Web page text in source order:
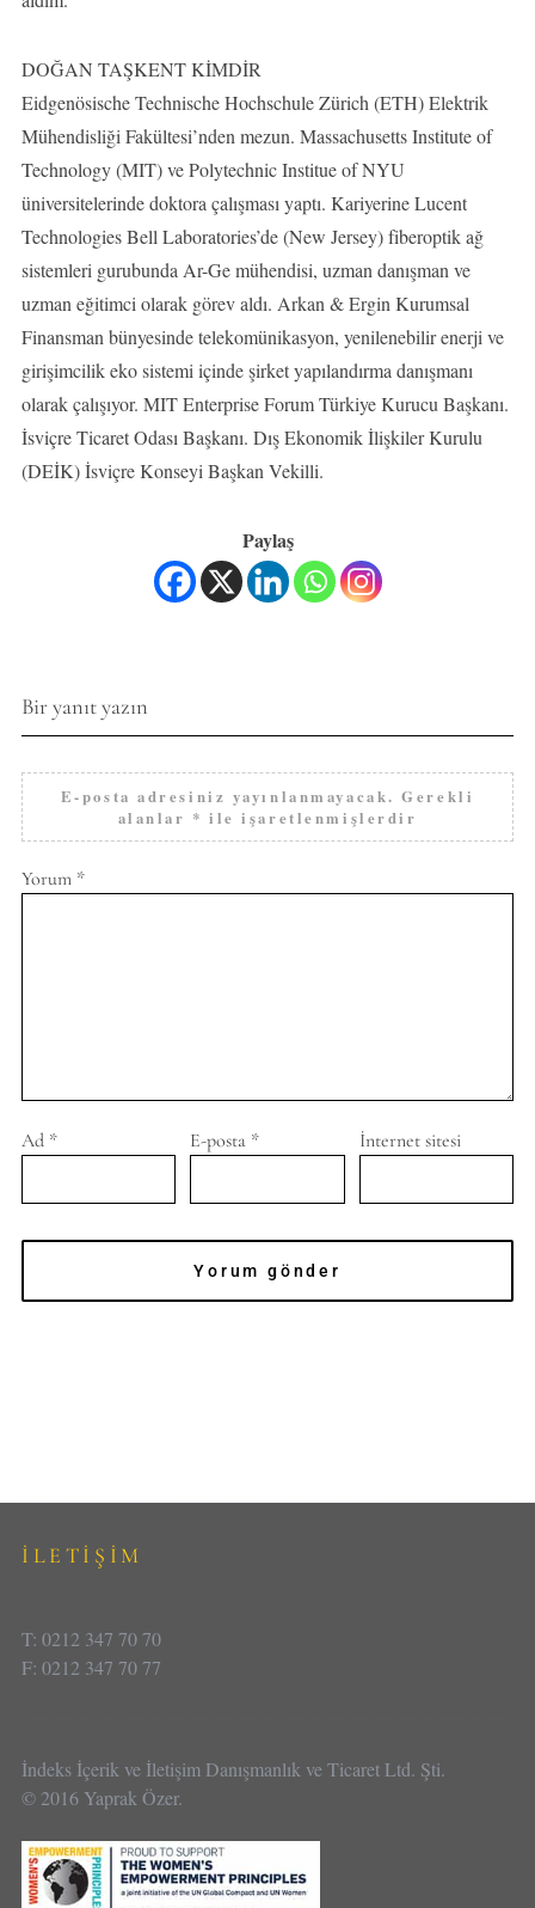
DOĞAN TAŞKENT KİMDİR
Eidgenösische Technische Hochschule Zürich (ETH) Elektrik
Mühendisliği Fakültesi’nden mezun. Massachusetts Institute of
Technology (MIT) ve Polytechnic Institue of NYU
üniversitelerinde doktora çalışması yaptı. Kariyerine Lucent
Technologies Bell Laboratories’de (New Jersey) fiberoptik ağ
sistemleri gurubunda Ar-Ge mühendisi, uzman danışman ve
uzman eğitimci olarak görev aldı. Arkan & Ergin Kurumsal
Finansman bünyesinde telekomünikasyon, yenilenebilir enerji ve
girişimcilik eko sistemi içinde şirket yapılandırma danışmanı
olarak çalışıyor. MIT Enterprise Forum Türkiye Kurucu Başkanı.
İsviçre Ticaret Odası Başkanı. Dış Ekonomik İlişkiler Kurulu
(DEİK) İsviçre Konseyi Başkan Vekilli.
Paylaş
Bir yanıt yazın
E-posta adresiniz yayınlanmayacak. Gerekli
alanlar * ile işaretlenmişlerdir
Yorum *
Ad * E-posta * İnternet sitesi
İLETİŞİM
T: 0212 347 70 70
F: 0212 347 70 77
İndeks İçerik ve İletişim Danışmanlık ve Ticaret Ltd. Şti.
© 2016 Yaprak Özer.